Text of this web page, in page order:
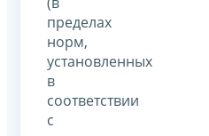
пределах
норм,
установленных
в
соответствии
с